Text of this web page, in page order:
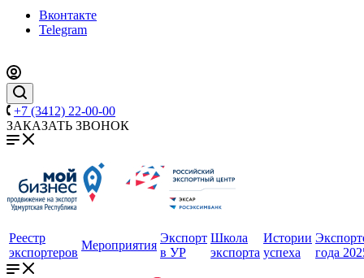
Вконтакте
Telegram
+7 (3412) 22-00-00
ЗАКАЗАТЬ ЗВОНОК
Реестр
экспортеров
Мероприятия
Экспорт
в УР
Школа
экспорта
Истории
успеха
года